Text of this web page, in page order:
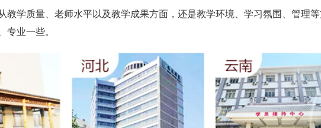
教学质量、老师水平以及教学成果方面，还是教学环境、学习氛围、管理
专业一些。